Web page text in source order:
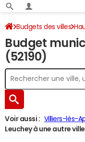
Budgets des villes
Budget
(52190)
Voir aussi : Villiers-lès-
Leuchey à une autre ville